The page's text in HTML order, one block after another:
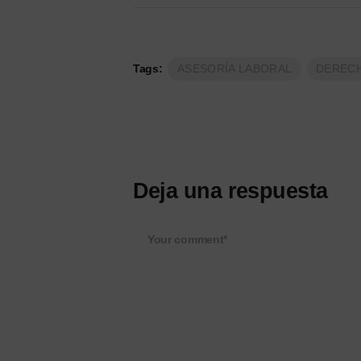
Tags:
Deja una respuesta
Your comment*